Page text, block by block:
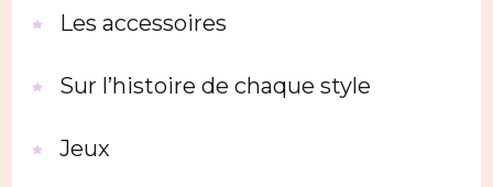
Les accessoires
Sur l’histoire de chaque style
Jeux